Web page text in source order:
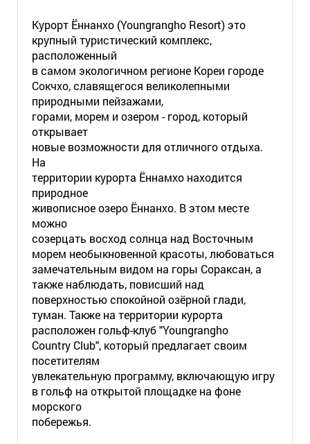
Курорт Ённанхо (Youngrangho Resort) это
крупный туристический комплекс,
расположенный
в самом экологичном регионе Кореи городе
Сокчхо, славящегося великолепными
природными пейзажами,
горами, морем и озером - город, который
открывает
новые возможности для отличного отдыха.
На
территории курорта Ённамхо находится
природное
живописное озеро Ённанхо. В этом месте
можно
созерцать восход солнца над Восточным
морем необыкновенной красоты, любоваться
замечательным видом на горы Сораксан, а
также наблюдать, повисший над
поверхностью спокойной озёрной глади,
туман. Также на территории курорта
расположен гольф-клуб "Youngrangho
Country Club", который предлагает своим
посетителям
увлекательную программу, включающую игру
в гольф на открытой площадке на фоне
морского
побережья.